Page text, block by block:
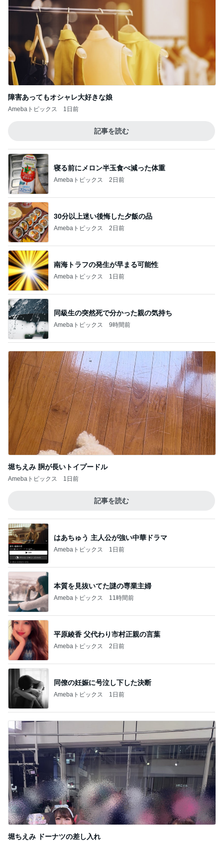
障害あってもオシャレ大好きな娘
Amebaトピックス 1日前
記事を読む
寝る前にメロン半玉食べ減った体重
Amebaトピックス 2日前
30分以上迷い後悔した夕飯の品
Amebaトピックス 2日前
南海トラフの発生が早まる可能性
Amebaトピックス 1日前
同級生の突然死で分かった親の気持ち
Amebaトピックス 9時間前
堀ちえみ 胴が長いトイプードル
Amebaトピックス 1日前
記事を読む
はあちゅう 主人公が強い中華ドラマ
Amebaトピックス 1日前
本質を見抜いてた謎の専業主婦
Amebaトピックス 11時間前
平原綾香 父代わり市村正親の言葉
Amebaトピックス 2日前
同僚の妊娠に号泣し下した決断
Amebaトピックス 1日前
堀ちえみ ドーナツの差し入れ